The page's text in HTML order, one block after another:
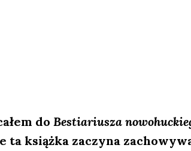
do Bestia­riu­sza
ta książ­ka zaczy­na